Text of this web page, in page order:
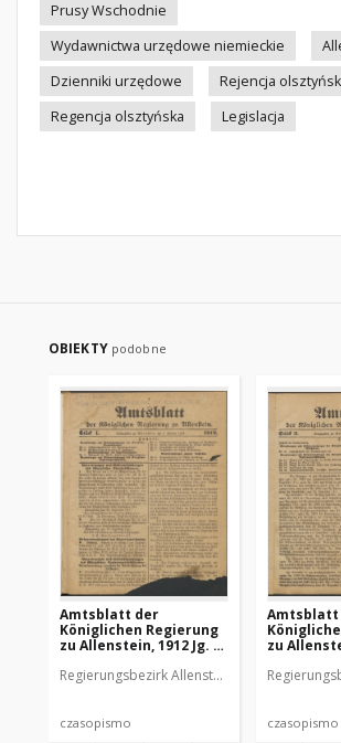
Prusy Wschodnie
Wydawnictwa urzędowe niemieckie
Dzienniki urzędowe
Rejencja
Regencja olsztyńska
Legislacja
OBIEKTY podobne
Amtsblatt der
Königlichen Regierung
zu Allenstein, 1912 Jg. 8,
Regierungsbezirk Allenstein
czasopismo
Amtsblatt
zu
czasopismo